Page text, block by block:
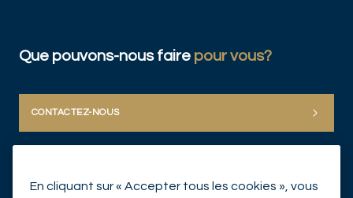
Que pouvons-nous faire pour vous?
CONTACTEZ-NOUS
En cliquant sur « Accepter tous les cookies », vous